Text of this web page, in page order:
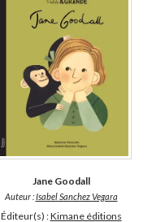
Jane Goodall
Auteur :Isabel Sanchez Vegara
Éditeur(s) :Kimane éditions